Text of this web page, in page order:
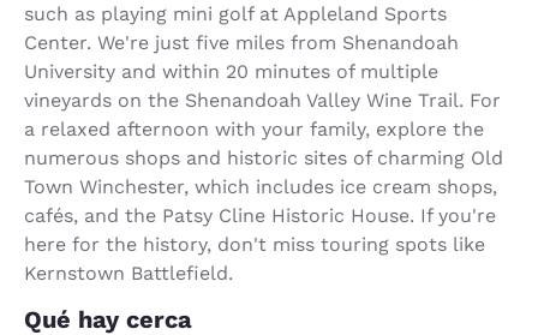
such as playing mini golf at Appleland Sports
Center. We're just five miles from Shenandoah
University and within 20 minutes of multiple
vineyards on the Shenandoah Valley Wine Trail. For
a relaxed afternoon with your family, explore the
numerous shops and historic sites of charming Old
Town Winchester, which includes ice cream shops,
cafés, and the Patsy Cline Historic House. If you're
here for the history, don't miss touring spots like
Kernstown Battlefield.
Qué hay cerca